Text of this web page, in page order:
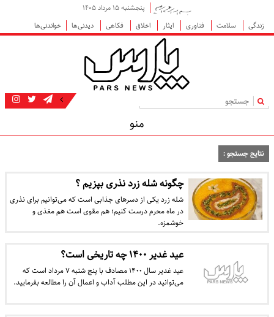
پنجشنبه ۱۵ مرداد ۱۴۰۵
زندگی
سلامت فناوری ایثار اخلاق فکاهی دیدنی‌ها خواندنی‌ها
|
منو
نتایج جستجو :
چگونه شله زرد نذری بپزیم ؟
شله‌ زرد یکی از دسرهای جذابی است که می‌توانیم برای نذری
در ماه محرم درست کنیم؛ هم مقوی است هم مغذی و
خوشمزه.
عید غدیر ۱۴۰۰ چه تاریخی است؟
عید غدیر سال ۱۴۰۰ مصادف با پنج شنبه ۷ مرداد است که
می‌توانید در این مطلب آداب و اعمال آن را مطالعه بفرمایید.